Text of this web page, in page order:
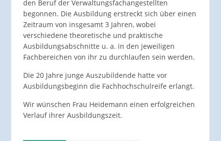
den Beruf der Verwaltungsfachangestellten
begonnen. Die Ausbildung erstreckt sich über einen
Zeitraum von insgesamt 3 Jahren, wobei
verschiedene theoretische und praktische
Ausbildungsabschnitte u. a. in den jeweiligen
Fachbereichen von ihr zu durchlaufen sein werden.
Die 20 Jahre junge Auszubildende hatte vor
Ausbildungsbeginn die Fachhochschulreife erlangt.
Wir wünschen Frau Heidemann einen erfolgreichen
Verlauf ihrer Ausbildungszeit.